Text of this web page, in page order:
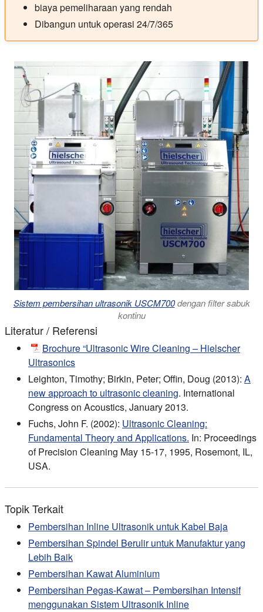
biaya pemeliharaan yang rendah
Dibangun untuk operasi 24/7/365
Sistem pembersihan ultrasonik USCM700dengan filter sabuk
kontinu
Literatur / Referensi
Brochure “Ultrasonic Wire Cleaning – Hielscher
Ultrasonics
Leighton, Timothy; Birkin, Peter; Offin, Doug (2013): A
new approach to ultrasonic cleaning. International
Congress on Acoustics, January 2013.
Fuchs, John F. (2002): Ultrasonic Cleaning:
Fundamental Theory and Applications. In: Proceedings
of Precision Cleaning May 15-17, 1995, Rosemont, IL,
USA.
Topik Terkait
Pembersihan Inline Ultrasonik untuk Kabel Baja
Pembersihan Spindel Berulir untuk Manufaktur yang
Lebih Baik
Pembersihan Kawat Aluminium
Pembersihan Pegas-Kawat – Pembersihan Intensif
menggunakan Sistem Ultrasonik Inline